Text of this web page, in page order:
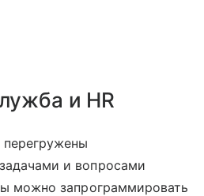
и HR
и вопросами
можно запрограммировать